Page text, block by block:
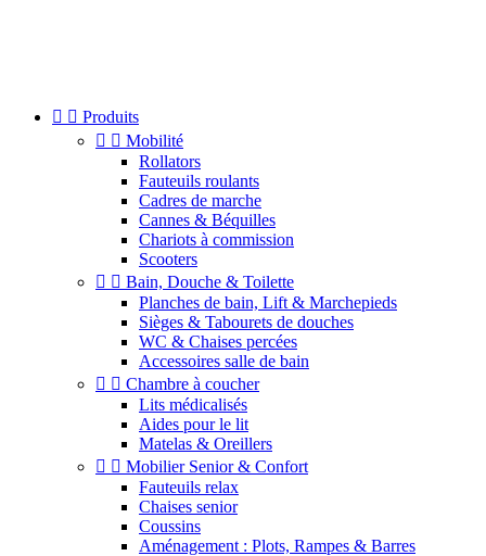
  Produits
  Mobilité
Rollators
Fauteuils roulants
Cadres de marche
Cannes & Béquilles
Chariots à commission
Scooters
  Bain, Douche & Toilette
Planches de bain, Lift & Marchepieds
Sièges & Tabourets de douches
WC & Chaises percées
Accessoires salle de bain
  Chambre à coucher
Lits médicalisés
Aides pour le lit
Matelas & Oreillers
  Mobilier Senior & Confort
Fauteuils relax
Chaises senior
Coussins
Aménagement : Plots, Rampes & Barres